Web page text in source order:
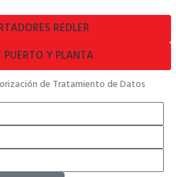
REDLER
PUERTO Y PLANTA
de Tratamiento de Datos